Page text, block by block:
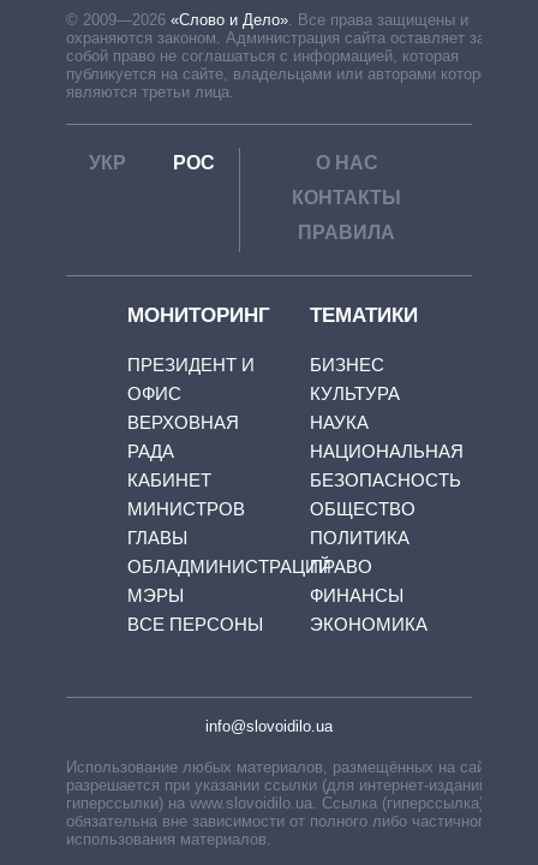
© 2009—2026 «Слово и Дело» Все права защищены и
охраняются законом. Администрация сайта оставляет за
собой право не соглашаться с информацией, которая
публикуется на сайте, владельцами или авторами которой
являются третьи лица.
УКР РОС
О НАС
КОНТАКТЫ
ПРАВИЛА
МОНИТОРИНГ
ПРЕЗИДЕНТ И
ОФИС
ВЕРХОВНАЯ
РАДА
КАБИНЕТ
МИНИСТРОВ
ГЛАВЫ
ОБЛАДМИНИСТРАЦИЙ
МЭРЫ
ВСЕ ПЕРСОНЫ
ТЕМАТИКИ
БИЗНЕС
КУЛЬТУРА
НАУКА
НАЦИОНАЛЬНАЯ
БЕЗОПАСНОСТЬ
ОБЩЕСТВО
ПОЛИТИКА
ПРАВО
ФИНАНСЫ
ЭКОНОМИКА
info@slovoidilo.ua
Использование любых материалов, размещённых на сайте,
разрешается при указании ссылки (для интернет-изданий —
гиперссылки) на www.slovoidilo.ua. Ссылка (гиперссылка)
обязательна вне зависимости от полного либо частичного
использования материалов.